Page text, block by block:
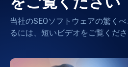
当社のSEOソフトウェアの驚く
るには、短いビデオをご覧くださ